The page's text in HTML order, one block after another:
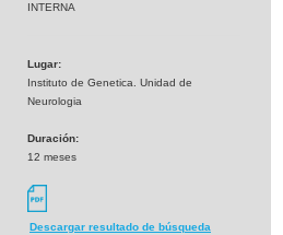
INTERNA
Lugar:
Instituto de Genetica. Unidad de
Neurologia
Duración:
12 meses
Descargar resultado de búsqueda